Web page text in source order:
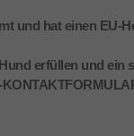
und hat einen EU-
erfüllen und ein